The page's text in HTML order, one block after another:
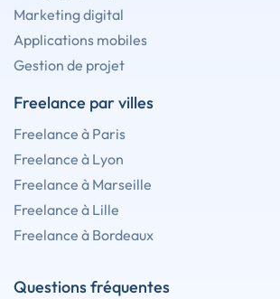
Marketing digital
Applications mobiles
Gestion de projet
Freelance par villes
Freelance à Paris
Freelance à Lyon
Freelance à Marseille
Freelance à Lille
Freelance à Bordeaux
Questions fréquentes